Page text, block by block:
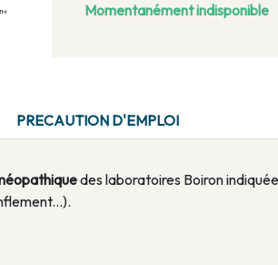
Momentanément indisponible
PRECAUTION D'EMPLOI
des laboratoires Boiron indiquée